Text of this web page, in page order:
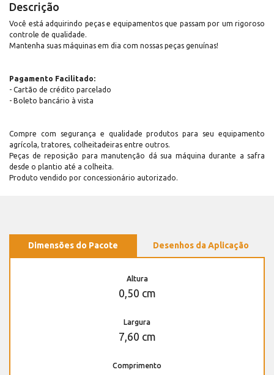
Descrição
Você está adquirindo peças e equipamentos que passam por um rigoroso
controle de qualidade.
Mantenha suas máquinas em dia com nossas peças genuínas!
Pagamento Facilitado:
- Cartão de crédito parcelado
- Boleto bancário à vista
Compre com segurança e qualidade produtos para seu equipamento
agrícola, tratores, colheitadeiras entre outros.
Peças de reposição para manutenção dá sua máquina durante a safra
desde o plantio até a colheita.
Produto vendido por concessionário autorizado.
Dimensões do Pacote Desenhos da Aplicação
Altura
0,50 cm
Largura
7,60 cm
Comprimento